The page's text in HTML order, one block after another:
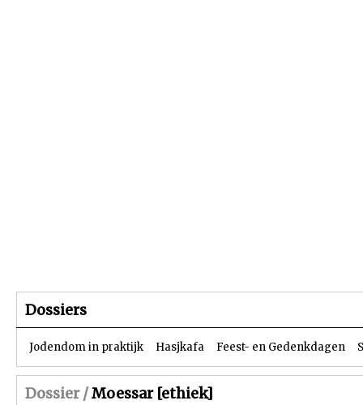
Dossiers
Jodendom in praktijk Hasjkafa Feest- en Gedenkdagen
Dossier /Moessar [ethiek]